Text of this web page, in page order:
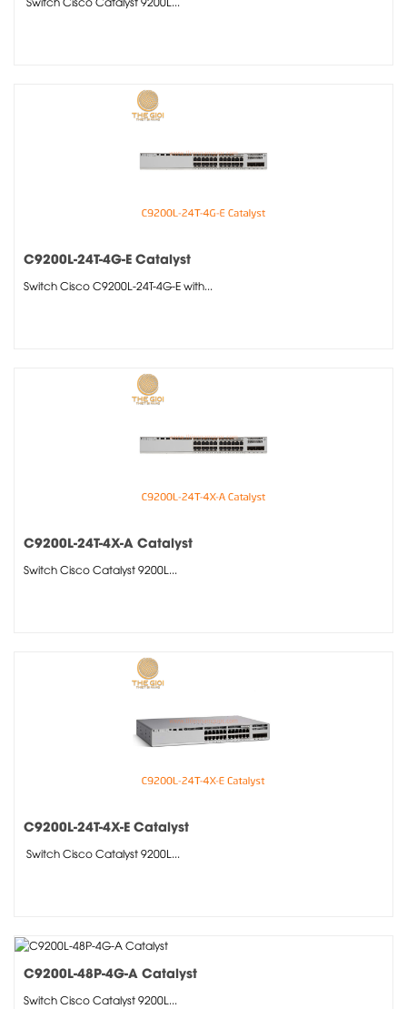
C9200L-24T-4G-E Catalyst
Switch Cisco C9200L-24T-4G-E with...
C9200L-24T-4X-A Catalyst
Switch Cisco Catalyst 9200L...
C9200L-24T-4X-E Catalyst
Switch Cisco Catalyst 9200L...
C9200L-48P-4G-A Catalyst
Switch Cisco Catalyst 9200L...